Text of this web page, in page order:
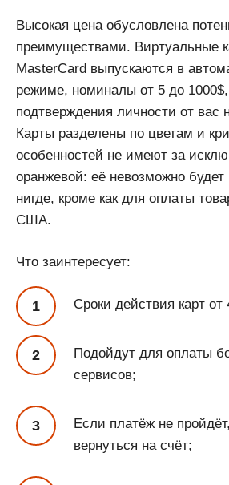
Высокая цена обусловлена
преимуществами. Виртуальные
MasterCard выпускаются в
режиме, номиналы от 5 до
подтверждения личности от вас
Карты разделены по цветам и
особенностей не имеют за
оранжевой: её невозможно будет
нигде, кроме как для оплаты
США.
Что заинтересует:
Сроки действия карт
Подойдут для оплаты
сервисов;
Если платёж не
вернуться на счёт;